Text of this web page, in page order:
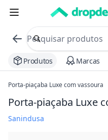
commerce search no
Procurar
Produtos Marcas
Porta-piaçaba Luxe com vassoura
Porta-piaçaba Luxe
Sanindusa